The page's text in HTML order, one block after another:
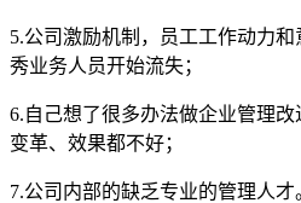
5.公司激励机制，员工工作动力
秀业务人员开始流失；
6.自己想了很多办法做企业管理
变革、效果都不好；
7.公司内部的缺乏专业的管理人才